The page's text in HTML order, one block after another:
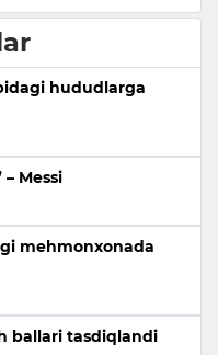
hududlarga
Messi
mehmonxonada
ballari tasdiqlandi